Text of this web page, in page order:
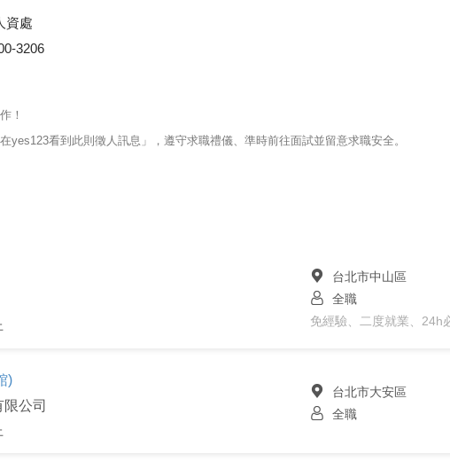
資處
3206
！
yes123看到此則徵人訊息」，遵守求職禮儀、準時前往面試並留意求職安全。
台北市中山區
全職
免經驗、二度就業、24h
)
公司
台北市大安區
全職